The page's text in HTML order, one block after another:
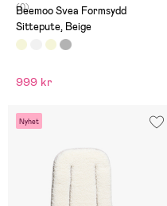
(0)
Beemoo Svea Formsydd
Sittepute, Beige
999 kr
Nyhet